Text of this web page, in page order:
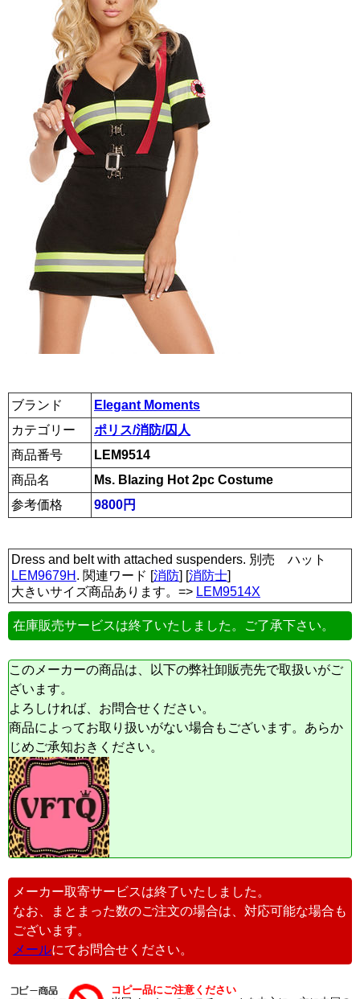
ブランド
Elegant Moments
カテゴリー
ポリス/消防/囚人
商品番号
LEM9514
商品名
Ms. Blazing Hot 2pc Costume
参考価格
9800円
Dress and belt with attached suspenders. 別売 ハット
LEM9679H . 関連ワード [消防] [消防士]
大きいサイズ商品あります。=> LEM9514X
在庫販売サービスは終了いたしました。ご了承下さい。
このメーカーの商品は、以下の弊社卸販売先で取扱いがご
ざいます。
よろしければ、お問合せください。
商品によってお取り扱いがない場合もございます。あらか
じめご承知おきください。
メーカー取寄サービスは終了いたしました。
なお、まとまった数のご注文の場合は、対応可能な場合も
ございます。
メールにてお問合せください。
コピー品にご注意ください